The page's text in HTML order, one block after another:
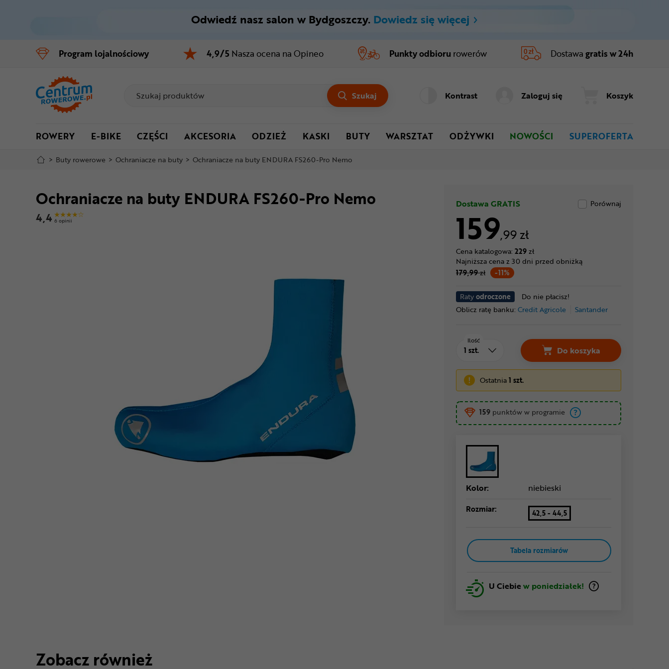
Menu główne
Informacje o produkcie
Do koszyka
Szczegółowe informacje
Mapa strony
Odwiedź nasz salon w Bydgoszczy. Dowiedz się więcej
Program lojalnościowy 4,9/5 Nasza ocena na Opineo Punkty odbioru rowerów Dostawa gratis w 24h
Szukaj Kontrast Zaloguj się Koszyk
ROWERY E-BIKE CZĘŚCI AKCESORIA ODZIEŻ KASKI BUTY WARSZTAT ODŻYWKI NOWOŚCI SUPEROFERTA
> Buty rowerowe > Ochraniacze na buty > Ochraniacze na buty ENDURA FS260-Pro Nemo
Ochraniacze na buty ENDURA FS260-Pro Nemo
4,4 6 opinii
Dostawa GRATIS Porównaj
159,99 zł
Cena katalogowa: 229zł
-11%
Najniższa cena z 30 dni przed obniżką
179,99zł
Ratyodroczone
Do nie płacisz!
Oblicz ratę banku: Credit Agricole Santander
Ilość
Do koszyka
Ostatnia1 szt.
159 punktów w programie
Kolor: niebieski
Rozmiar: 42,5 - 44,5
Tabela rozmiarów
U Ciebiew poniedziałek!
Zobacz również